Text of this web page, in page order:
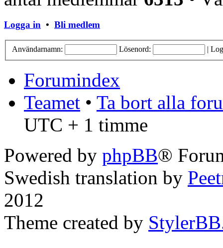
Logga in • Bli medlem
Användarnamn: Lösenord: |
Forumindex
Teamet • Ta bort alla
UTC + 1 timme
Powered by phpBB®
Swedish translation by
2012
Theme created by